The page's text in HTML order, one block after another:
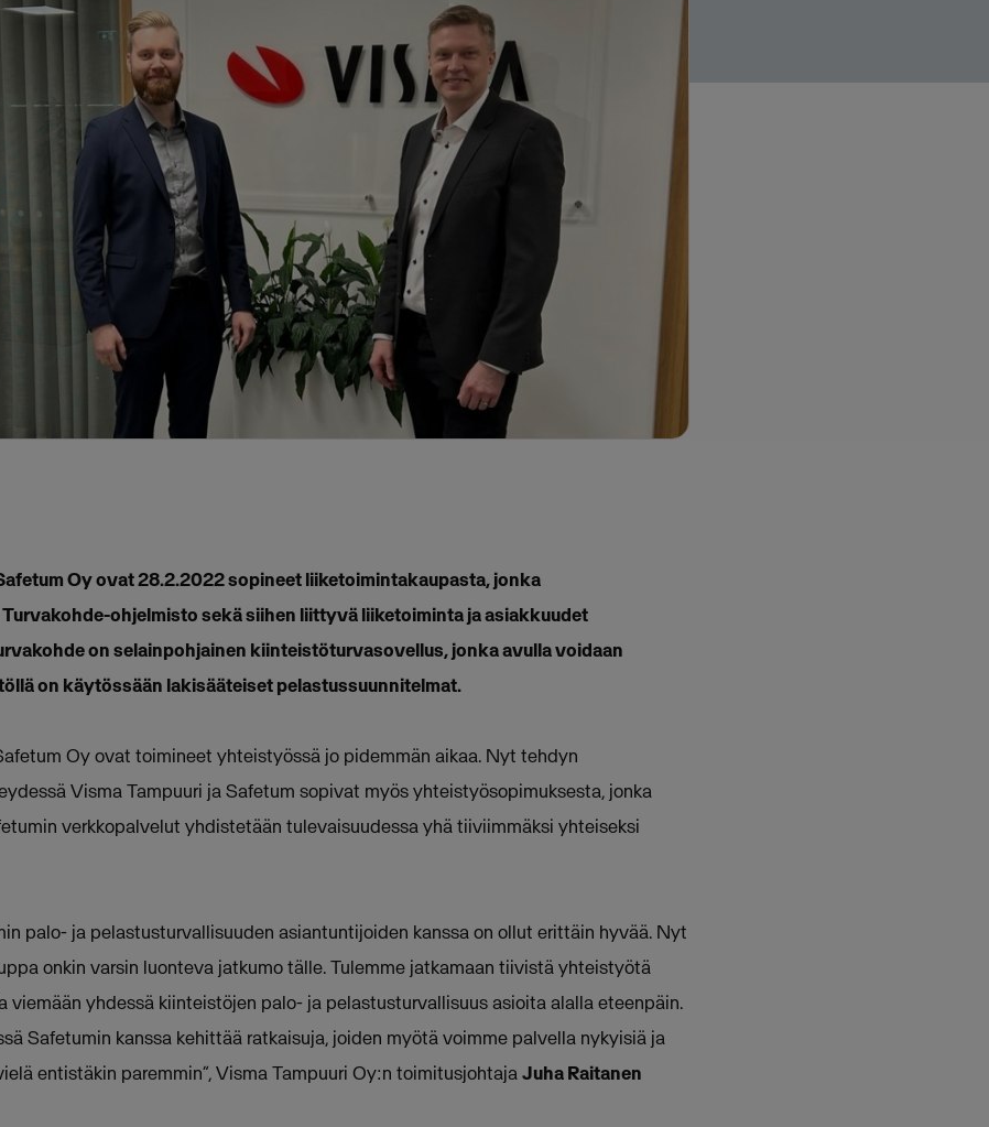
Oy ovat 28.2.2022 sopineet liiketoimintakaupasta, jonka
ohjelmisto sekä siihen liittyvä liiketoiminta ja asiakkuudet
on selainpohjainen kiinteistöturvasovellus, jonka avulla voidaan
on käytössään lakisääteiset pelastussuunnitelmat.
Oy ovat toimineet yhteistyössä jo pidemmän aikaa. Nyt tehdyn
Visma Tampuuri ja Safetum sopivat myös yhteistyösopimuksesta, jonka
verkkopalvelut yhdistetään tulevaisuudessa yhä tiiviimmäksi yhteiseksi
palo- ja pelastusturvallisuuden asiantuntijoiden kanssa on ollut erittäin hyvää. Nyt
onkin varsin luonteva jatkumo tälle. Tulemme jatkamaan tiivistä yhteistyötä
viemään yhdessä kiinteistöjen palo- ja pelastusturvallisuus asioita alalla eteenpäin.
Safetumin kanssa kehittää ratkaisuja, joiden myötä voimme palvella nykyisiä ja
entistäkin paremmin”, Visma Tampuuri Oy:n toimitusjohtajaJuha Raitanen